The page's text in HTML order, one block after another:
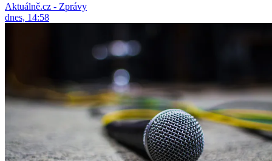
Aktuálně.cz - Zprávy
dnes, 14:58